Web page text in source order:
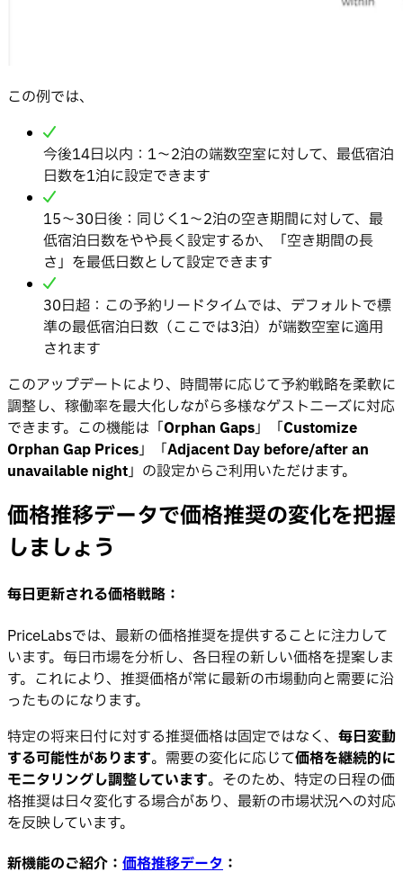
この例では、
今後14日以内：1〜2泊の端数空室に対して、最低宿泊
日数を1泊に設定できます
15〜30日後：同じく1〜2泊の空き期間に対して、最
低宿泊日数をやや長く設定するか、「空き期間の長
さ」を最低日数として設定できます
30日超：この予約リードタイムでは、デフォルトで標
準の最低宿泊日数（ここでは3泊）が端数空室に適用
されます
このアップデートにより、時間帯に応じて予約戦略を柔軟に
調整し、稼働率を最大化しながら多様なゲストニーズに対応
できます。この機能は「Orphan Gaps」「Customize
Orphan Gap Prices」「Adjacent Day before/after an
unavailable night」の設定からご利用いただけます。
価格推移データで価格推奨の変化を把握
しましょう
毎日更新される価格戦略：
PriceLabsでは、最新の価格推奨を提供することに注力して
います。毎日市場を分析し、各日程の新しい価格を提案しま
す。これにより、推奨価格が常に最新の市場動向と需要に沿
ったものになります。
特定の将来日付に対する推奨価格は固定ではなく、 毎日変動
する可能性があります。需要の変化に応じて価格を継続的に
モニタリングし調整しています。そのため、特定の日程の価
格推奨は日々変化する場合があり、最新の市場状況への対応
を反映しています。
新機能のご紹介： 価格推移データ ：